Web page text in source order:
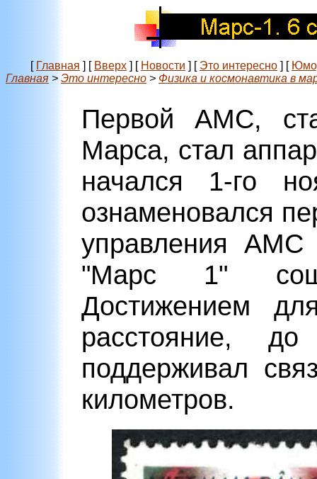
[ Главная ] [ Вверх ] [ Новости ] [ Это интересно ] [
Главная > Это интересно > Физика и космонавтика в
Первой АМС,
Марса, стал
начался 1-го
ознаменовался
управления АМС
"Марс 1"
Достижением
расстояние,
поддерживал
километров.